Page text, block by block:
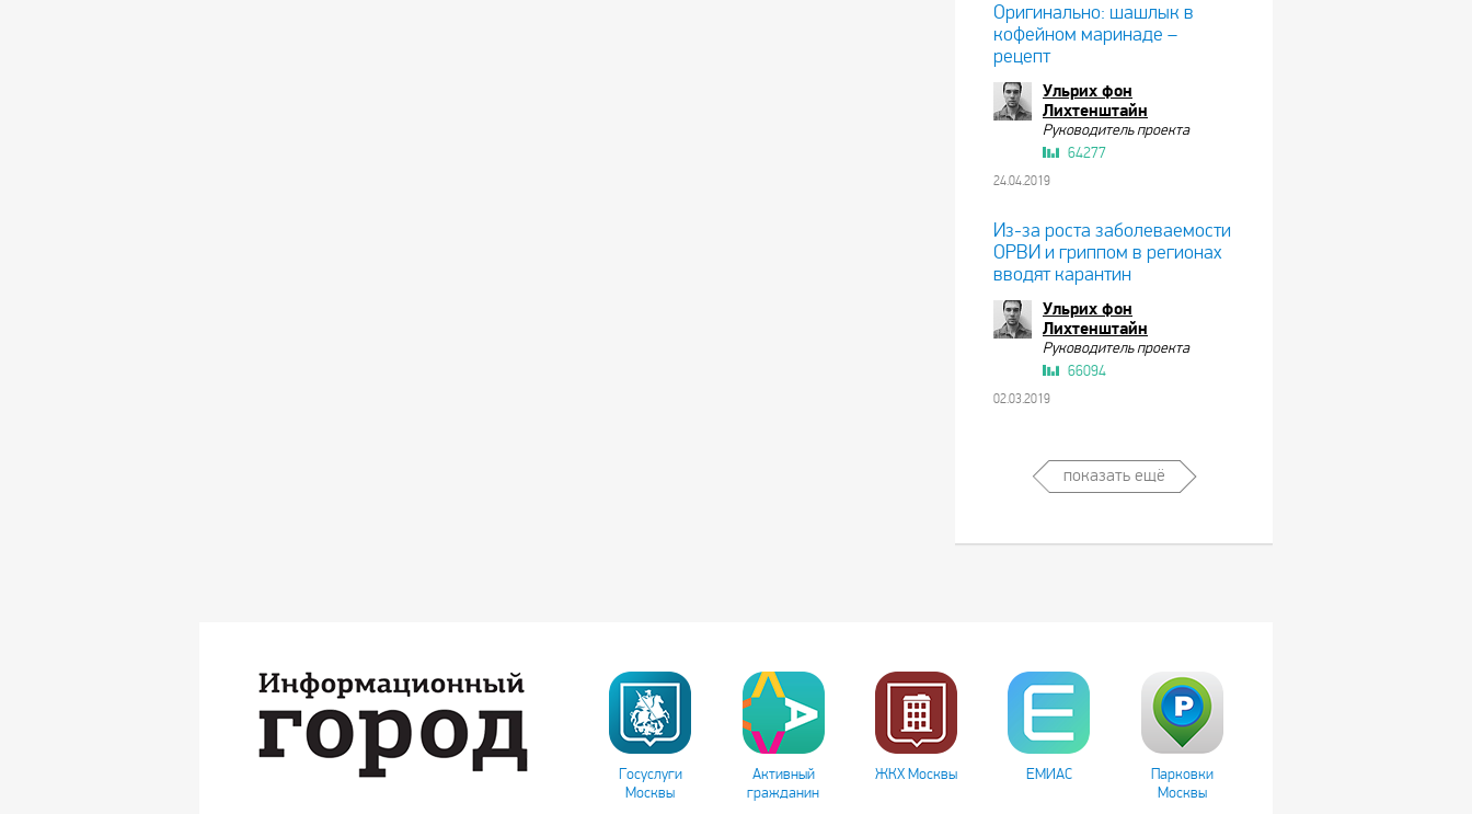
Оригинально: шашлык в
кофейном маринаде –
рецепт
Ульрих фон
Лихтенштайн
Руководитель проекта
64277
24.04.2019
Из-за роста заболеваемости
ОРВИ и гриппом в регионах
вводят карантин
Ульрих фон
Лихтенштайн
Руководитель проекта
66094
02.03.2019
показать ещё
Госуслуги
Москвы
Активный
гражданин
ЖКХ Москвы ЕМИАС
Парковки
Москвы